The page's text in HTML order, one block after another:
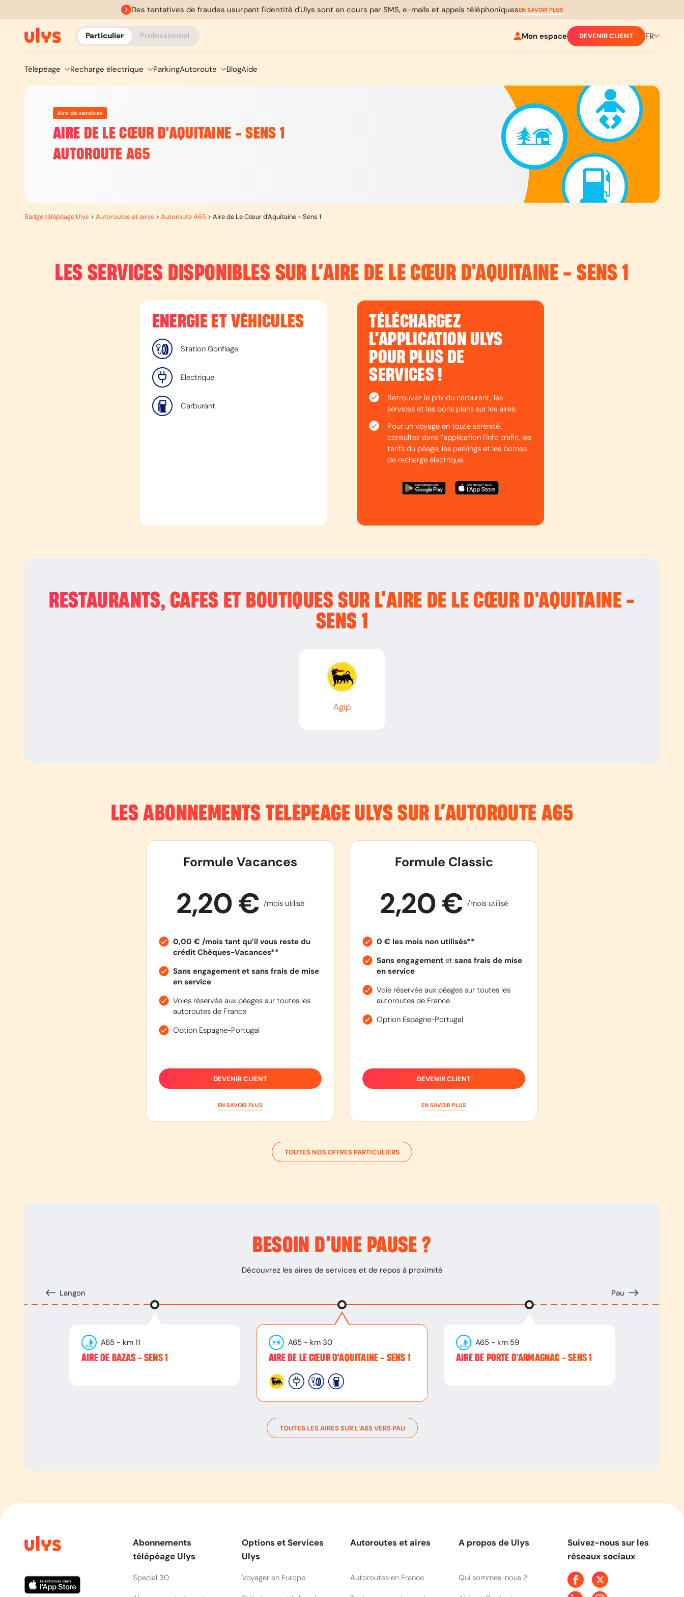
Des tentatives de fraudes usurpant l'identité d'Ulys sont en cours par SMS, e-mails et appels téléphoniquesEN SAVOIR PLUS
Particulier Professionnel Mon espace DEVENIR CLIENT FR
Télépéage Recharge électrique ParkingAutoroute BlogAide
Aire de services
AIRE DE LE CŒUR D'AQUITAINE - SENS 1
AUTOROUTE A65
Badge télépéage Ulys > Autoroutes et aires > Autoroute A65 > Aire de Le Cœur d'Aquitaine - Sens 1
LES SERVICES DISPONIBLES SUR L’AIRE DE LE CŒUR D'AQUITAINE - SENS 1
ENERGIE ET VÉHICULES
Station Gonflage
Electrique
Carburant
TÉLÉCHARGEZ
L’APPLICATION ULYS
POUR PLUS DE
SERVICES !
Retrouvez le prix du carburant, les
services et les bons plans sur les aires.
Pour un voyage en toute sérénité,
consultez dans l’application l’info trafic, les
tarifs du péage, les parkings et les bornes
de recharge électrique.
RESTAURANTS, CAFÉS ET BOUTIQUES SUR L’AIRE DE LE CŒUR D'AQUITAINE -
SENS 1
Agip
LES ABONNEMENTS TÉLÉPÉAGE ULYS SUR L’AUTOROUTEA65
Formule Vacances
2,20 € /mois utilisé
0,00 € /mois tant qu’il vous reste du
crédit Chèques-Vacances**
Sans engagement et sans frais de mise
en service
Voies réservée aux péages sur toutes les
autoroutes de France
Option Espagne-Portugal
DEVENIR CLIENT
EN SAVOIR PLUS
Formule Classic
2,20 € /mois utilisé
0 € les mois non utilisés**
Sans engagementet sans frais de mise
en service
Voie réservée aux péages sur toutes les
autoroutes de France
Option Espagne-Portugal
DEVENIR CLIENT
EN SAVOIR PLUS
TOUTES NOS OFFRES PARTICULIERS
BESOIN D’UNE PAUSE ?
Découvrez les aires de services et de repos à proximité
Langon Pau
A65 - km 11
AIRE DE BAZAS - SENS 1
A65 - km 30
AIRE DE LE CŒUR D'AQUITAINE - SENS 1
A65 - km 59
AIRE DE PORTE D'ARMAGNAC - SENS 1
TOUTES LES AIRES SUR L’A65VERS PAU
Abonnements
télépéage Ulys
Special 30
Options et Services
Ulys
Voyager en Europe
Autoroutes et aires
Autoroutes en France
A propos de Ulys
Qui sommes-nous ?
Suivez-nous sur les
réseaux sociaux